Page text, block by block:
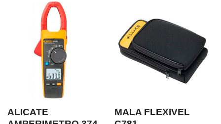
ALICATE
MALA FLEXIVEL